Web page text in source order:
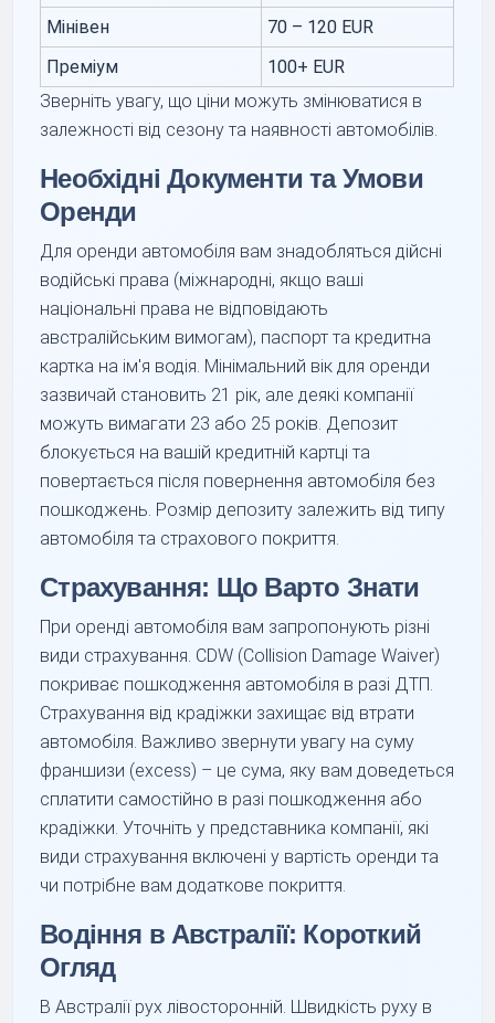
Мінівен
70 – 120 EUR
Преміум
100+ EUR
Зверніть увагу, що ціни можуть змінюватися в
залежності від сезону та наявності автомобілів.
Необхідні Документи та Умови
Оренди
Для оренди автомобіля вам знадобляться дійсні
водійські права (міжнародні, якщо ваші
національні права не відповідають
австралійським вимогам), паспорт та кредитна
картка на ім'я водія. Мінімальний вік для оренди
зазвичай становить 21 рік, але деякі компанії
можуть вимагати 23 або 25 років. Депозит
блокується на вашій кредитній картці та
повертається після повернення автомобіля без
пошкоджень. Розмір депозиту залежить від типу
автомобіля та страхового покриття.
Страхування: Що Варто Знати
При оренді автомобіля вам запропонують різні
види страхування. CDW (Collision Damage Waiver)
покриває пошкодження автомобіля в разі ДТП.
Страхування від крадіжки захищає від втрати
автомобіля. Важливо звернути увагу на суму
франшизи (excess) – це сума, яку вам доведеться
сплатити самостійно в разі пошкодження або
крадіжки. Уточніть у представника компанії, які
види страхування включені у вартість оренди та
чи потрібне вам додаткове покриття.
Водіння в Австралії: Короткий
Огляд
В Австралії рух лівосторонній. Швидкість руху в